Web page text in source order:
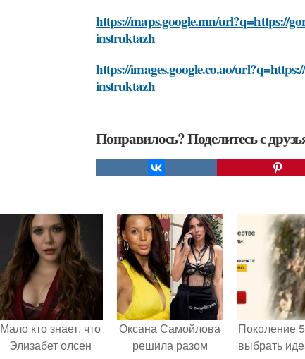
https://maps.google.mn/url?q=https://
instruktazh
https://images.google.co.ao/
instruktazh
Понравилось? Поделитесь с
Мало кто знает, что
Элизабет олсен
Оксана Самойлова
решила разом
Поколение
выбрать